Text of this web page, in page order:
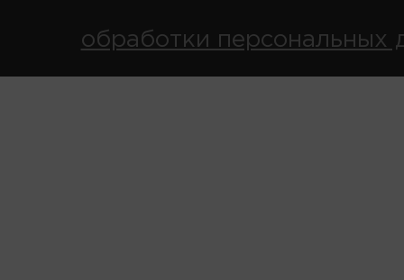
обработки персональных